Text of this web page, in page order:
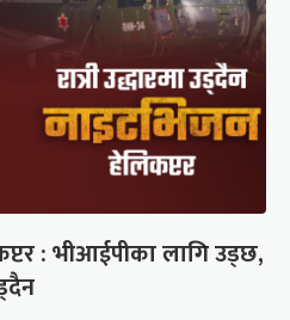
: भीआईपीका लागि उड्छ,